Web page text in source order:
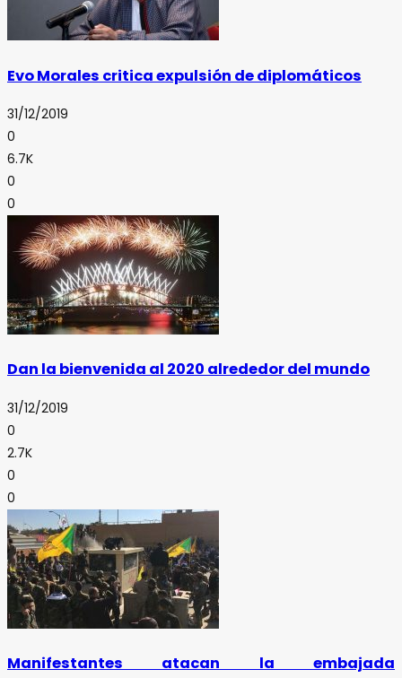
Evo Morales critica expulsión de diplomáticos
31/12/2019
0
6.7K
0
0
Dan la bienvenida al 2020 alrededor del mundo
31/12/2019
0
2.7K
0
0
Manifestantes atacan la embajada